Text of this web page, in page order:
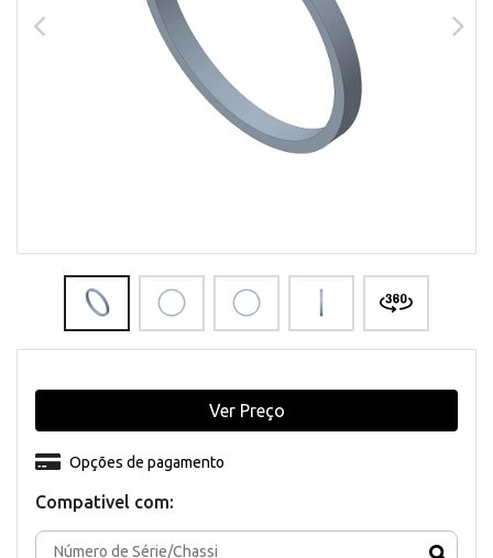
Compativel com:
Opções de pagamento
Ver Preço